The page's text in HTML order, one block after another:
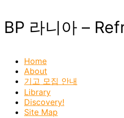
BP 라니아 –
Home
About
기고 모집 안내
Library
Discovery!
Site Map